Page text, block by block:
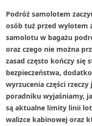
Podróż samolotem
osób tuż przed wylotem
samolotu w bagażu
oraz czego nie można
zasad często kończy się
bezpieczeństwa,
wyrzucenia części
poradniku wyjaśniamy,
są aktualne limity linii
walizce kabinowej oraz